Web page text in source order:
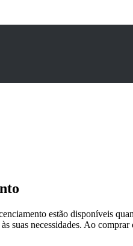
estão disponíveis
suas necessidades. Ao